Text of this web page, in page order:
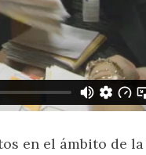
en el ámbito de